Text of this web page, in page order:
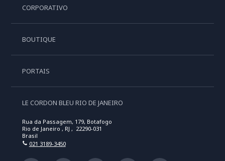
CORPORATIVO
BOUTIQUE
PORTAIS
LE CORDON BLEU RIO DE JANEIRO
Rua da Passagem, 179, Botafogo
Rio de Janeiro , RJ , 22290-031
Brasil
021 3189-3450